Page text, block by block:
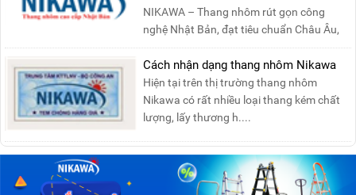
NIKAWA – Thang nhôm rút gọn công
nghệ Nhật Bản, đạt tiêu chuẩn Châu Âu,
đảm bảo sự an toàn tuy....
Cách nhận dạng thang nhôm Nikawa
Hiện tại trên thị trường thang nhôm
Nikawa có rất nhiều loại thang kém chất
lượng, lấy thương h....